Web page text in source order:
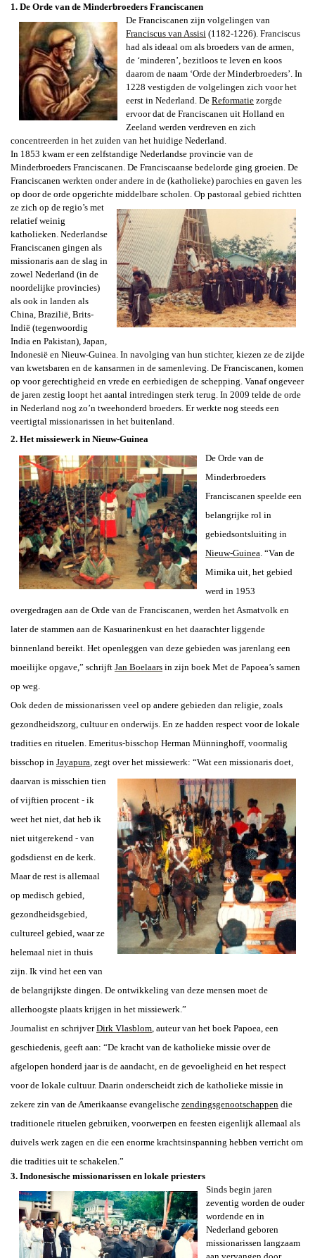
1. De Orde van de Minderbroeders Franciscanen
De Franciscanen zijn volgelingen van
Franciscus van Assisi (1182-1226). Franciscus
had als ideaal om als broeders van de armen,
de ‘minderen’, bezitloos te leven en koos
daarom de naam ‘Orde der Minderbroeders’. In
1228 vestigden de volgelingen zich voor het
eerst in Nederland. De Reformatie zorgde
ervoor dat de Franciscanen uit Holland en
Zeeland werden verdreven en zich
concentreerden in het zuiden van het huidige Nederland.
In 1853 kwam er een zelfstandige Nederlandse provincie van de
Minderbroeders Franciscanen. De Franciscaanse bedelorde ging groeien. De
Franciscanen werkten onder andere in de (katholieke) parochies en gaven les
op door de orde opgerichte middelbare scholen. Op pastoraal gebied richtten
ze zich op de regio’s met
relatief weinig
katholieken. Nederlandse
Franciscanen gingen als
missionaris aan de slag in
zowel Nederland (in de
noordelijke provincies)
als ook in landen als
China, Brazilië, Brits-
Indië (tegenwoordig
India en Pakistan), Japan,
Indonesië en Nieuw-Guinea. In navolging van hun stichter, kiezen ze de zijde
van kwetsbaren en de kansarmen in de samenleving. De Franciscanen, komen
op voor gerechtigheid en vrede en eerbiedigen de schepping. Vanaf ongeveer
de jaren zestig loopt het aantal intredingen sterk terug. In 2009 telde de orde
in Nederland nog zo’n tweehonderd broeders. Er werkte nog steeds een
veertigtal missionarissen in het buitenland.
2. Het missiewerk in Nieuw-Guinea
De Orde van de
Minderbroeders
Franciscanen speelde een
belangrijke rol in
gebiedsontsluiting in
Nieuw-Guinea . “Van de
Mimika uit, het gebied
werd in 1953
overgedragen aan de Orde van de Franciscanen, werden het Asmatvolk en
later de stammen aan de Kasuarinenkust en het daarachter liggende
binnenland bereikt. Het openleggen van deze gebieden was jarenlang een
moeilijke opgave,” schrijft Jan Boelaars in zijn boek Met de Papoea’s samen
op weg.
Ook deden de missionarissen veel op andere gebieden dan religie, zoals
gezondheidszorg, cultuur en onderwijs. En ze hadden respect voor de lokale
tradities en rituelen. Emeritus-bisschop Herman Münninghoff, voormalig
bisschop in Jayapura , zegt overhet missiewerk: “Wat een missionaris doet,
daarvan is misschien tien
of vijftien procent - ik
weet het niet, dat heb ik
niet uitgerekend - van
godsdienst en de kerk.
Maar de rest is allemaal
op medisch gebied,
gezondheidsgebied,
cultureel gebied, waar ze
helemaal niet in thuis
zijn. Ik vind het een van
de belangrijkste dingen. De ontwikkeling van deze mensen moet de
allerhoogste plaats krijgen in het missiewerk.”
Journalist en schrijverDirk Vlasblom , auteur van het boek Papoea, een
geschiedenis, geeft aan: “De kracht van de katholieke missie over de
afgelopen honderd jaar is de aandacht, en de gevoeligheid en het respect
voor de lokale cultuur. Daarin onderscheidt zich de katholieke missie in
zekere zin van de Amerikaanse evangelische zendingsgenootschappen die
traditionele rituelen gebruiken, voorwerpen en feesten eigenlijk allemaal als
duivels werk zagen en die een enorme krachtsinspanning hebben verricht om
die tradities uit te schakelen.”
3. Indonesische missionarissen en lokale priesters
Sinds begin jaren
zeventig worden de ouder
wordende en in
Nederland geboren
missionarissen langzaam